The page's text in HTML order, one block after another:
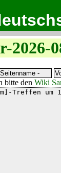
2026-
bitte den Wiki